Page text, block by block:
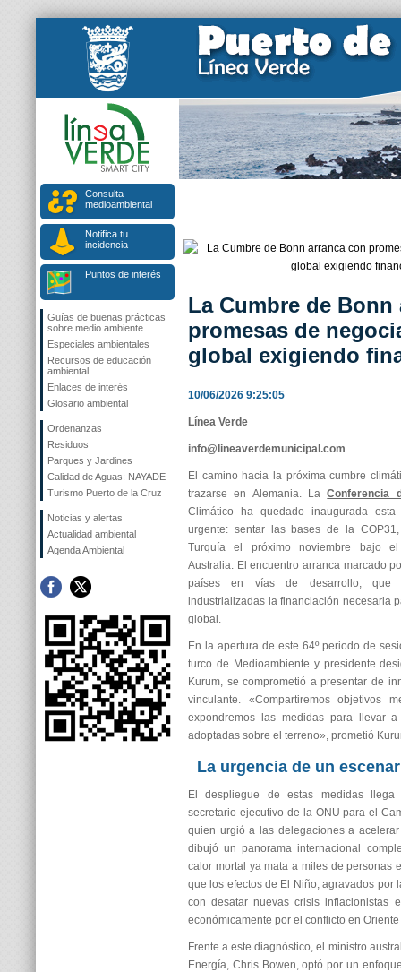
Consulta
medioambiental
Notifica tu
incidencia
Puntos de interés
Guías de buenas prácticas
sobre medio ambiente
Especiales ambientales
Recursos de educación
ambiental
Enlaces de interés
Glosario ambiental
Ordenanzas
Residuos
Parques y Jardines
Calidad de Aguas: NAYADE
Turismo Puerto de la Cruz
Noticias y alertas
Actualidad ambiental
Agenda Ambiental
La Cumbre de Bonn
promesas de
global exigiendo
10/06/2026 9:25:05
Línea Verde
info@lineaverdemunicipal.com
El camino hacia la próxima cumbre
trazarse en Alemania. LaConferencia
Climático ha quedado inaugurada
urgente: sentar las bases de la
Turquía el próximo noviembre bajo
Australia. El encuentro arranca marcado
países en vías de desarrollo, que
industrializadas la financiación necesaria
global.
En la apertura de este 64º periodo de
turco de Medioambiente y presidente
Kurum, se comprometió a presentar de
vinculante. «Compartiremos objetivos
expondremos las medidas para llevar
adoptadas sobre el terreno», prometió
La urgencia de un
El despliegue de estas medidas
secretario ejecutivo de la ONU para el
quien urgió a las delegaciones a
dibujó un panorama internacional
calor mortal ya mata a miles de personas
que los efectos de El Niño, agravados por
con desatar nuevas crisis inflacionistas
económicamente por el conflicto en
Frente a este diagnóstico, el ministro
Energía, Chris Bowen, optó por un